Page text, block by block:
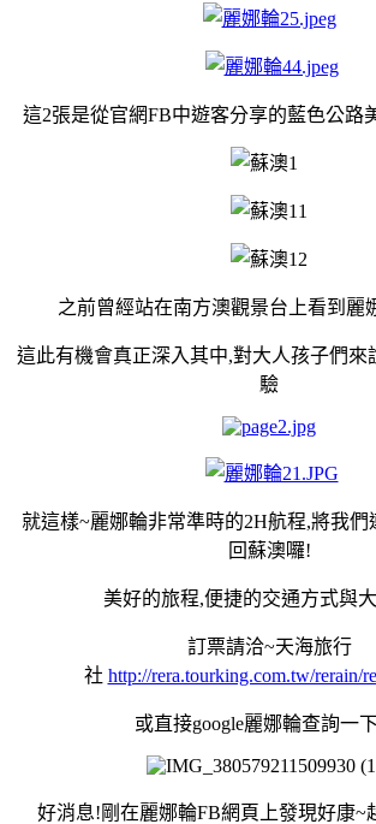
這2張是從官網FB中遊客分享的藍色公路
之前曾經站在南方澳觀景台上看到麗
這此有機會真正深入其中,對大人孩子們來
驗
就這樣~麗娜輪非常準時的2H航程,將我們
回蘇澳囉!
美好的旅程,便捷的交通方式與
訂票請洽~天海旅行
社 http://rera.tourking.com.tw/rerain/
或直接google麗娜輪查詢一
好消息!剛在麗娜輪FB網頁上發現好康~